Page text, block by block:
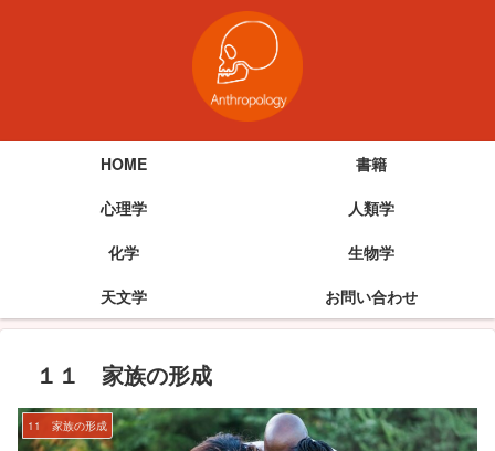
HOME
書籍
心理学
人類学
化学
生物学
天文学
お問い合わせ
１１ 家族の形成
11 家族の形成